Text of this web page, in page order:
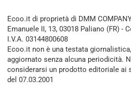
Ecoo.it di proprietà di DMM
Emanuele II, 13, 03018 Paliano (FR) -
I.V.A. 03144800608
Ecoo.it non è una testata
aggiornato senza alcuna periodicità.
considerarsi un prodotto editoriale ai
del 07.03.2001